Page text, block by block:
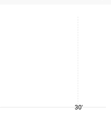
30'